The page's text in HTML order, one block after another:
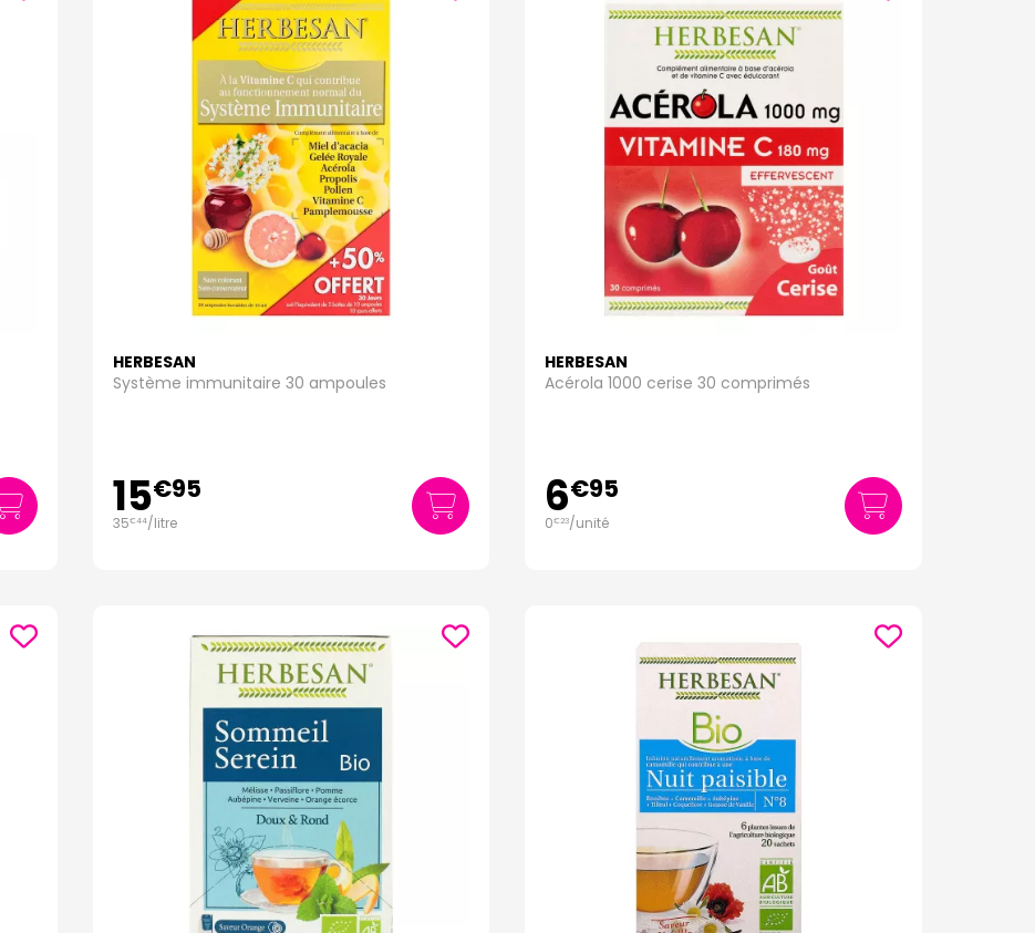
HERBESAN
Système immunitaire 30 ampoules
15€95
35€44/litre
HERBESAN
Acérola 1000 cerise 30 comprimés
6€95
0€23/unité